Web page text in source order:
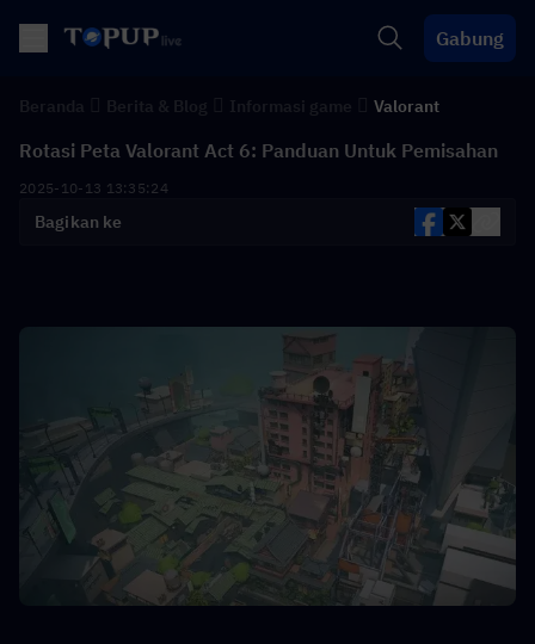
Gabung
Valorant
Rotasi Peta Valorant Act 6: Panduan Untuk Pemisahan
2025-10-13 13:35:24
Bagikan ke